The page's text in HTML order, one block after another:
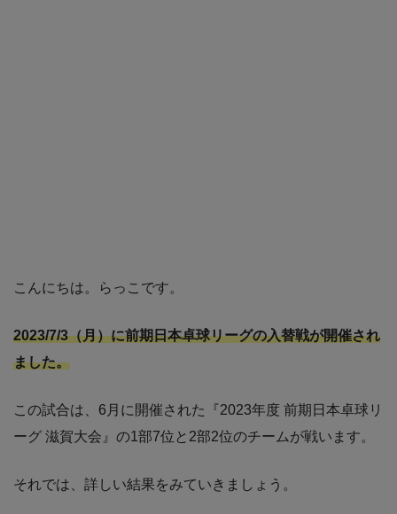
こんにちは。らっこです。
2023/7/3（月）に前期日本卓球リーグの入替戦が開催され
ました。
この試合は、6月に開催された『2023年度 前期日本卓球リ
ーグ 滋賀大会』の1部7位と2部2位のチームが戦います。
それでは、詳しい結果をみていきましょう。